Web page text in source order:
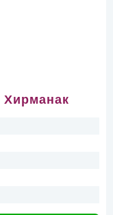
Хирманак